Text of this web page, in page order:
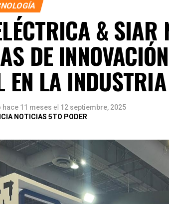
&
DE
EN LA
hace 11 meses el 12 septiembre, 2025
NOTICIAS 5TO PODER